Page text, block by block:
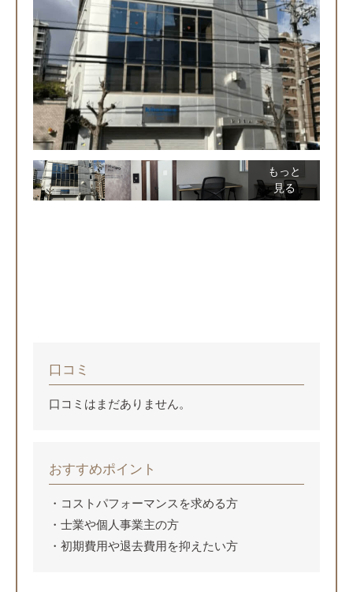
もっと
見る
口コミ
口コミはまだありません。
おすすめポイント
コストパフォーマンスを求める方
士業や個人事業主の方
初期費用や退去費用を抑えたい方